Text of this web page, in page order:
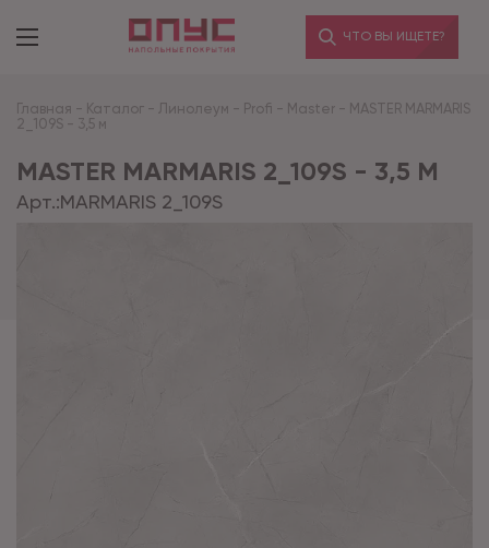
ЧТО ВЫ ИЩЕТЕ?
Главная - Каталог - Линолеум - Profi - Master - MASTER MARMARIS
2_109S - 3,5 м
MASTER MARMARIS 2_109S - 3,5 М
Арт.:MARMARIS 2_109S